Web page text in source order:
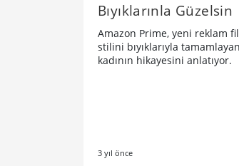
Bıyıklarınla Güzelsin
Amazon Prime, yeni reklam
stilini bıyıklarıyla
kadının hikayesini anlatıyor.
3 yıl önce